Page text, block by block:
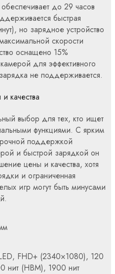
до 29 часов
быстрая
но зарядное устройство
скорости
оснащено 15%
для эффективного
не поддерживается.
качества
выбор для тех, кто ищет
функциями. С ярким
поддержкой
и быстрой зарядкой он
цены и качества, хотя
и ограниченная
игр могут быть минусами
FHD+ (2340×1080), 120
нит (HBM), 1900 нит